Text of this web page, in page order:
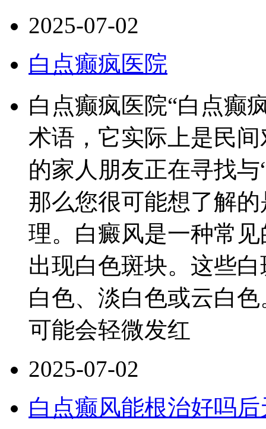
2025-07-02
白点癫疯医院
白点癫疯医院“白点癫
术语，它实际上是民
的家人朋友正在寻找
那么您很可能想了解
理。白癜风是一种常
出现白色斑块。这些
白色、淡白色或云白
可能会轻微发红
2025-07-02
白点癫风能根治好吗后